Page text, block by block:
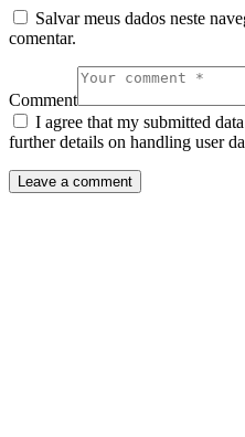
Salvar meus dados neste
comentar.
Comment
I agree that my submitted
further details on handling user